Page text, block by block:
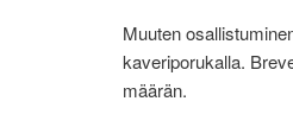
Muuten
kaveriporukalla.
määrän.